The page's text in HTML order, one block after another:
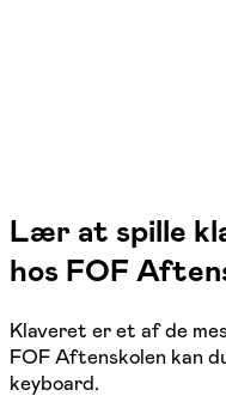
Lær at spille
hos FOF
Klaveret er et af de
FOF Aftenskolen kan
keyboard.